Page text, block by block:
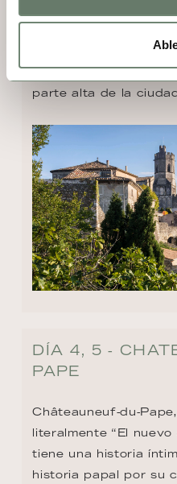
Un punto culminante
estricto de la
parte alta de la
DÍA 4, 5 -
PAPE
Châteauneuf-du-
literalmente “El
tiene una historia
historia papal por su